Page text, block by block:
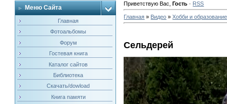
Меню Сайта
Главная
Фотоальбомы
Форум
Гостевая книга
Каталог сайтов
Библиотека
Скачать/dowload
Книга памяти
Приветствую Вас ,Гость · RSS
Главная » Видео »Хобби и образование
Сельдерей